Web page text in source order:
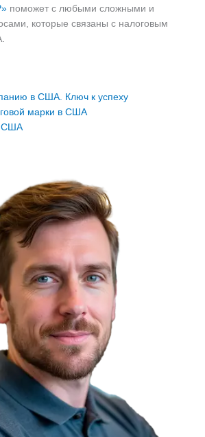
поможет с любыми сложными и
которые связаны с налоговым
в США. Ключ к успеху
марки в США
США